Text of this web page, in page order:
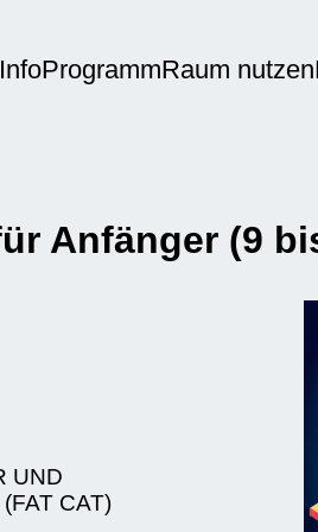
InfoProgrammRaum nutzen
Anfänger (9
UND
CAT)